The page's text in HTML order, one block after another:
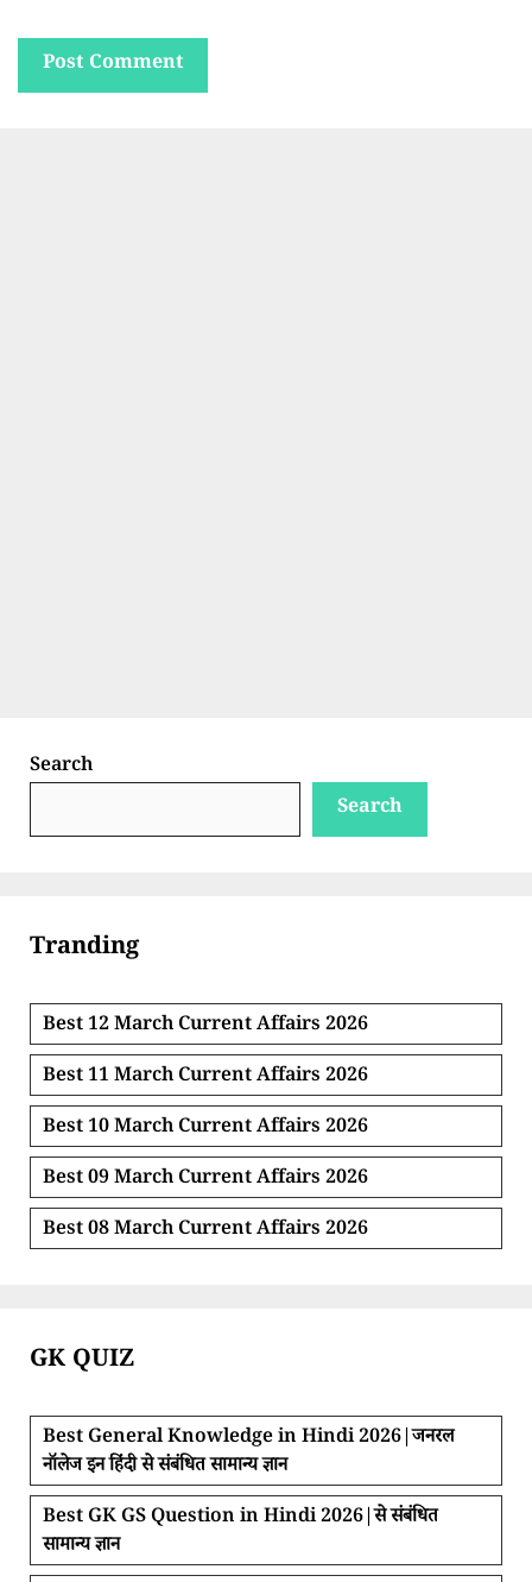
Search
Search
Tranding
Best 12 March Current Affairs 2026
Best 11 March Current Affairs 2026
Best 10 March Current Affairs 2026
Best 09 March Current Affairs 2026
Best 08 March Current Affairs 2026
GK QUIZ
Best General Knowledge in Hindi 2026|जनरल
नॉलेज इन हिंदी से संबंधित सामान्य ज्ञान
Best GK GS Question in Hindi 2026|से संबंधित
सामान्य ज्ञान